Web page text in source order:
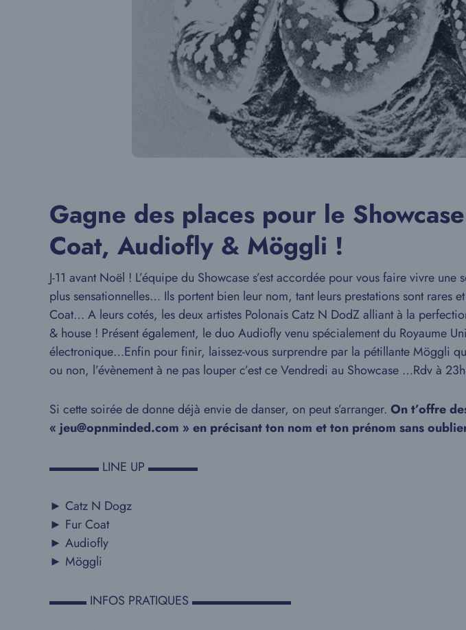
Gagne des places pour le
Coat, Audiofly & Möggli !
J-11 avant Noël ! L’équipe du Showcase s’est accordée pour vous faire vivre
plus sensationnelles… Ils portent bien leur nom, tant leurs prestations sont rares
Coat… A leurs cotés, les deux artistes Polonais Catz N DodZ alliant à la
& house ! Présent également, le duo Audiofly venu spécialement du Royaume
électronique…Enfin pour finir, laissez-vous surprendre par la pétillante Möggli
ou non, l’évènement à ne pas louper c’est ce Vendredi au Showcase …Rdv à
Si cette soirée de donne déjà envie de danser, on peut s’arranger. On t’offre
« jeu@opnminded.com » en précisant ton nom et ton prénom sans
▬▬▬▬ LINE UP ▬▬▬▬
► Catz N Dogz
► Fur Coat
► Audiofly
► Möggli
▬▬▬ INFOS PRATIQUES ▬▬▬▬▬▬▬▬